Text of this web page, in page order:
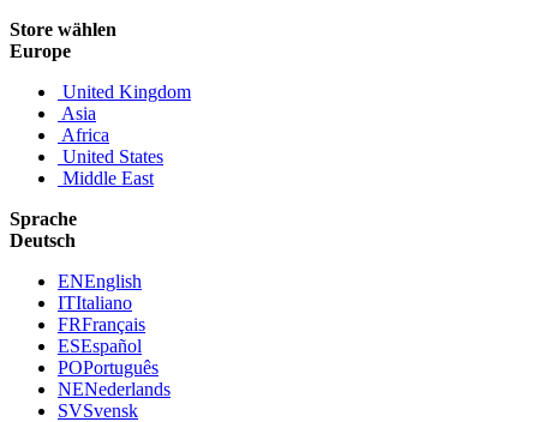
Store wählen
Europe
United Kingdom
Asia
Africa
United States
Middle East
Sprache
Deutsch
ENEnglish
ITItaliano
FRFrançais
ESEspañol
POPortuguês
NENederlands
SVSvensk